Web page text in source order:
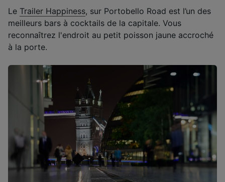
Le Trailer Happiness, sur Portobello Road est l’un des
meilleurs bars à cocktails de la capitale. Vous
reconnaîtrez l'endroit au petit poisson jaune accroché
à la porte.